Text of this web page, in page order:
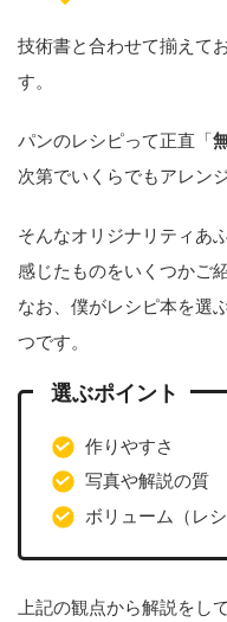
技術書と合わせて揃えて
す。
パンのレシピって正直「
次第でいくらでもアレン
そんなオリジナリティあ
感じたものをいくつかご
なお、僕がレシピ本を選
つです。
選ぶポイント
作りやすさ
写真や解説の質
ボリューム（レ
上記の観点から解説をし